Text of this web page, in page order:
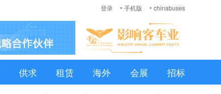
登录 手机版 chinabuses
供求 租赁 海外 会展 招标